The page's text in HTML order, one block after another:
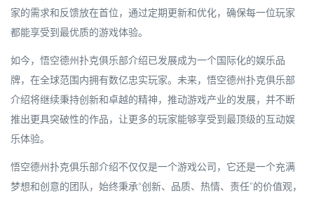
家的需求和反馈放在首位，通过定期更新和优化，确保每一位玩家
都能享受到最优质的游戏体验。
如今， 悟空德州扑克俱乐部介绍已发展成为一个国际化的娱乐品
牌，在全球范围内拥有数亿忠实玩家。未来， 悟空德州扑克俱乐部
介绍将继续秉持创新和卓越的精神，推动游戏产业的发展，并不断
推出更具突破性的作品，让更多的玩家能够享受到最顶级的互动娱
乐体验。
悟空德州扑克俱乐部介绍不仅仅是一个游戏公司，它还是一个充满
梦想和创意的团队，始终秉承“创新、品质、热情、责任”的价值观，